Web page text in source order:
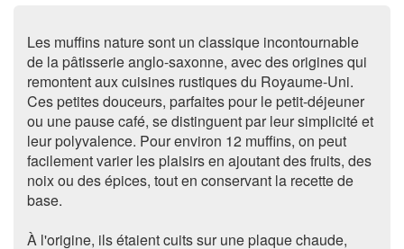
Les muffins nature sont un classique incontournable
de la pâtisserie anglo-saxonne, avec des origines qui
remontent aux cuisines rustiques du Royaume-Uni.
Ces petites douceurs, parfaites pour le petit-déjeuner
ou une pause café, se distinguent par leur simplicité et
leur polyvalence. Pour environ 12 muffins, on peut
facilement varier les plaisirs en ajoutant des fruits, des
noix ou des épices, tout en conservant la recette de
base.
À l'origine, ils étaient cuits sur une plaque chaude,